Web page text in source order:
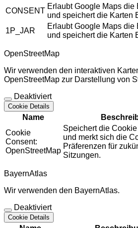
CONSENT
Erlaubt Google Maps die
und speichert die Karten
1P_JAR
Erlaubt Google Maps die
und speichert die Karten
OpenStreetMap
Wir verwenden den interaktiven
OpenStreetMap zur Darstellung von
Deaktiviert
Cookie Details
Name
Cookie
Consent:
OpenStreetMap
Speichert die
und merkt sich die
Präferenzen für
Sitzungen.
BayernAtlas
Wir verwenden den BayernAtlas.
Deaktiviert
Cookie Details